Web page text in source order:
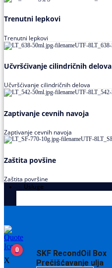
Trenutni lepkovi
Trenutni lepkovi
Učvršćivanje cilindričnih delova
Učvršćivanje cilindričnih delova
Zaptivanje cevnih navoja
Zaptivanje cevnih navoja
Zaštita povšine
Zaštita površine
Usluge
SKF RecondOil Box
Prečišćavanje ulja
0
X